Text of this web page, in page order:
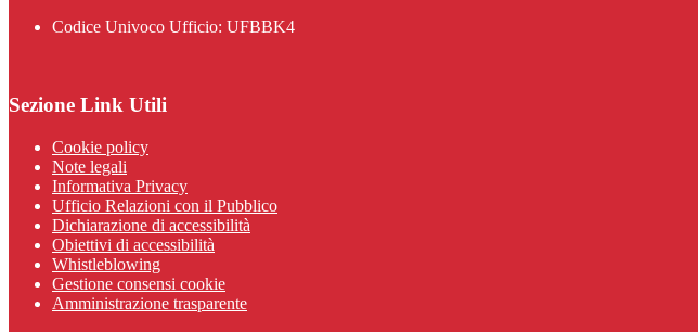
Codice Univoco Ufficio: UFBBK4
Sezione Link Utili
Cookie policy
Note legali
Informativa Privacy
Ufficio Relazioni con il Pubblico
Dichiarazione di accessibilità
Obiettivi di accessibilità
Whistleblowing
Gestione consensi cookie
Amministrazione trasparente